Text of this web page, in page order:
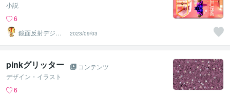
小説
6
鏡面反射デジタ
ルアート製作所
（鈴木穣）
2023/09/03
pinkグリッター
コンテンツ
デザイン・イラスト
6